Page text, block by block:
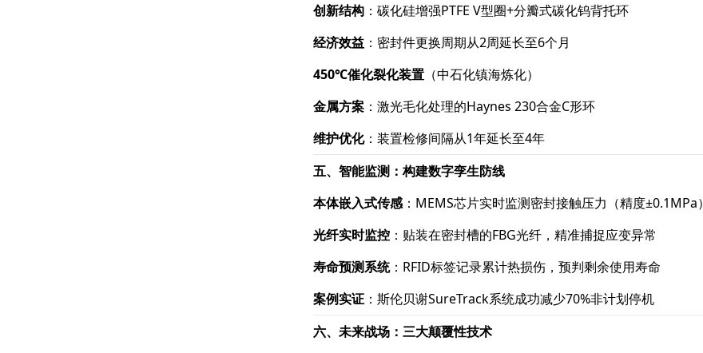
创新结构​：碳化硅增强PTFE V型圈+分瓣式碳化钨背托环
经济效益​：密封件更换周期从2周延长至6个月
450℃催化裂化装置​（中石化镇海炼化）
金属方案​：激光毛化处理的Haynes 230合金C形环
维护优化​：装置检修间隔从1年延长至4年
五、智能监测：构建数字孪生防线
本体嵌入式传感​：MEMS芯片实时监测密封接触压力（精度±0.1MPa）
光纤实时监控​：贴装在密封槽的FBG光纤，精准捕捉应变异常
寿命预测系统​：RFID标签记录累计热损伤，预判剩余使用寿命
案例实证​：斯伦贝谢SureTrack系统成功减少70%非计划停机
六、未来战场：三大颠覆性技术